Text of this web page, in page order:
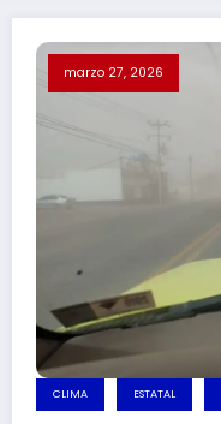
marzo 27, 2026
CLIMA ESTATAL